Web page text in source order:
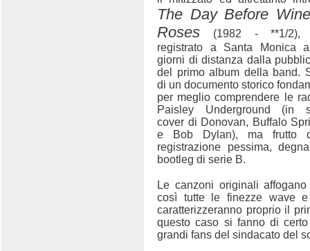
The Day Before
Roses (1982 - **1/2),
registrato a Santa Monica
giorni di distanza dalla
del primo album della band.
di un documento storico
per meglio comprendere le
Paisley Underground (in
cover di Donovan, Buffalo
e Bob Dylan), ma frutto
registrazione pessima,
bootleg di serie B.
Le canzoni originali
così tutte le finezze wave
caratterizzeranno proprio il
questo caso si fanno di
grandi fans del sindacato del